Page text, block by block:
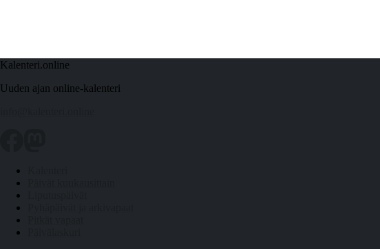
Kalenteri.online
Uuden ajan online-kalenteri